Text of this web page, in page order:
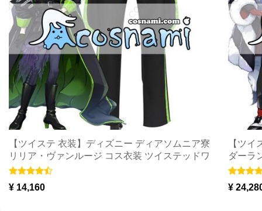
【ツイステ 衣装】ディズニー ディアソムニア寮
リリア・ヴァンルージ コス衣装 ツイステッドワ
ンダーランド リリア・ヴァンルージ コスチュー
¥ 14,160
【ツ
ダーラ
プレ衣
¥